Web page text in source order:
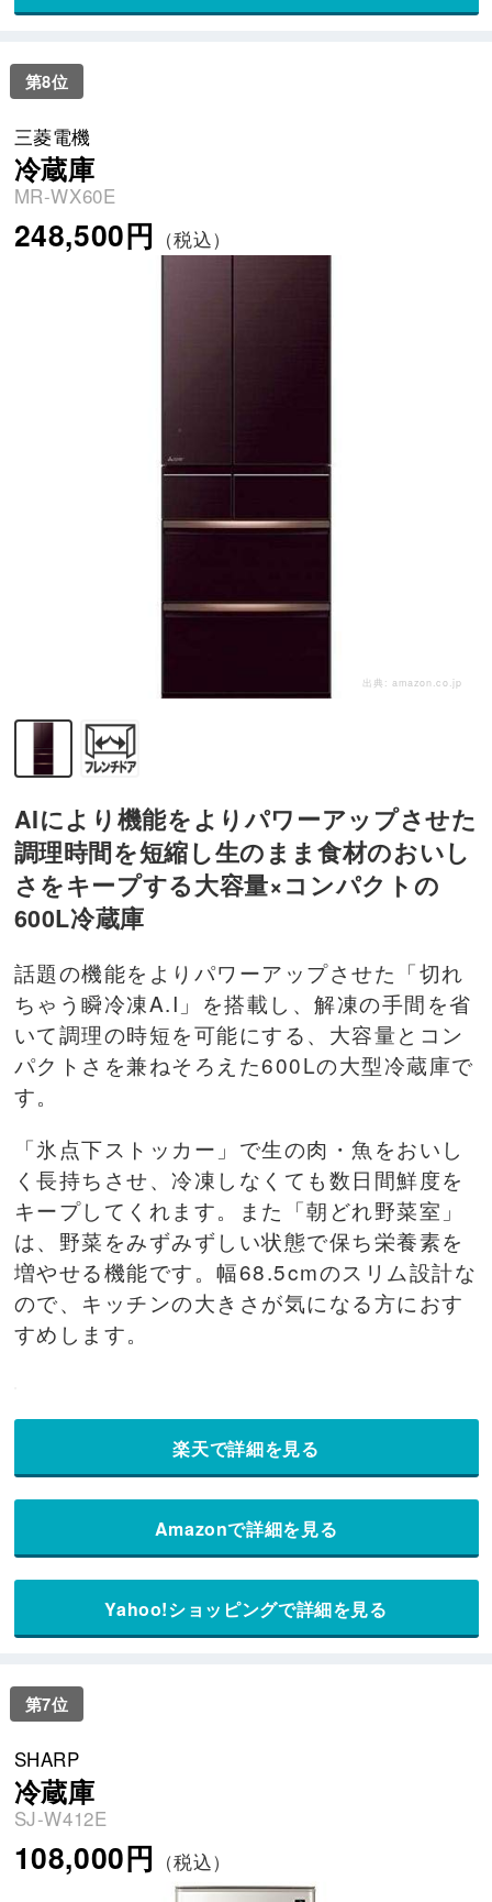
第8位
三菱電機
冷蔵庫
MR-WX60E
248,500円 （税込）
出典: amazon.co.jp
AIにより機能をよりパワーアップさせた
調理時間を短縮し生のまま食材のおいし
さをキープする大容量×コンパクトの
600L冷蔵庫
話題の機能をよりパワーアップさせた「切れ
ちゃう瞬冷凍A.I」を搭載し、解凍の手間を省
いて調理の時短を可能にする、大容量とコン
パクトさを兼ねそろえた600Lの大型冷蔵庫で
す。
「氷点下ストッカー」で生の肉・魚をおいし
く長持ちさせ、冷凍しなくても数日間鮮度を
キープしてくれます。また「朝どれ野菜室」
は、野菜をみずみずしい状態で保ち栄養素を
増やせる機能です。幅68.5cmのスリム設計な
ので、キッチンの大きさが気になる方におす
すめします。
楽天で詳細を見る
Amazonで詳細を見る
Yahoo!ショッピングで詳細を見る
第7位
SHARP
冷蔵庫
SJ-W412E
108,000円 （税込）